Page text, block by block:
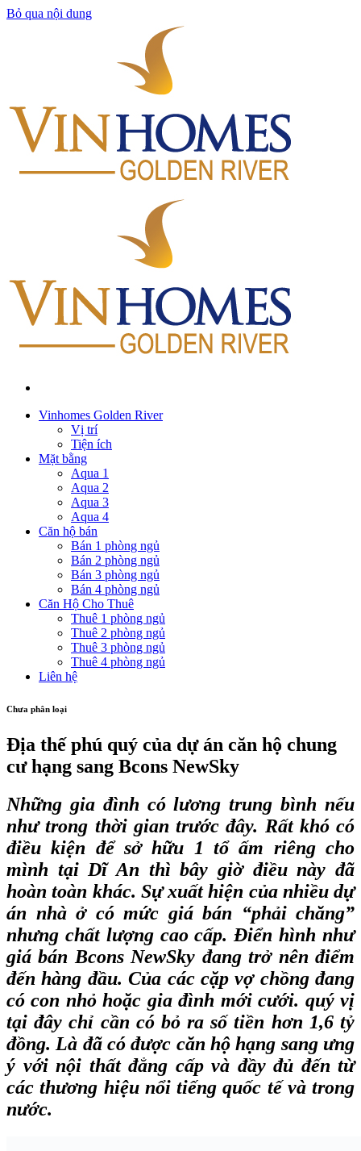
Bỏ qua nội dung
Vinhomes Golden River
Vị trí
Tiện ích
Mặt bằng
Aqua 1
Aqua 2
Aqua 3
Aqua 4
Căn hộ bán
Bán 1 phòng ngủ
Bán 2 phòng ngủ
Bán 3 phòng ngủ
Bán 4 phòng ngủ
Căn Hộ Cho Thuê
Thuê 1 phòng ngủ
Thuê 2 phòng ngủ
Thuê 3 phòng ngủ
Thuê 4 phòng ngủ
Liên hệ
Chưa phân loại
Địa thế phú quý của dự án căn hộ chung
cư hạng sang Bcons NewSky
Những gia đình có lương trung bình nếu
như trong thời gian trước đây. Rất khó có
điều kiện để sở hữu 1 tổ ấm riêng cho
mình tại Dĩ An thì bây giờ điều này đã
hoàn toàn khác. Sự xuất hiện của nhiều dự
án nhà ở có mức giá bán “phải chăng”
nhưng chất lượng cao cấp. Điển hình như
giá bán Bcons NewSky đang trở nên điểm
đến hàng đầu. Của các cặp vợ chồng đang
có con nhỏ hoặc gia đình mới cưới. quý vị
tại đây chỉ cần có bỏ ra số tiền hơn 1,6 tỷ
đồng. Là đã có được căn hộ hạng sang ưng
ý với nội thất đẳng cấp và đầy đủ đến từ
các thương hiệu nổi tiếng quốc tế và trong
nước.